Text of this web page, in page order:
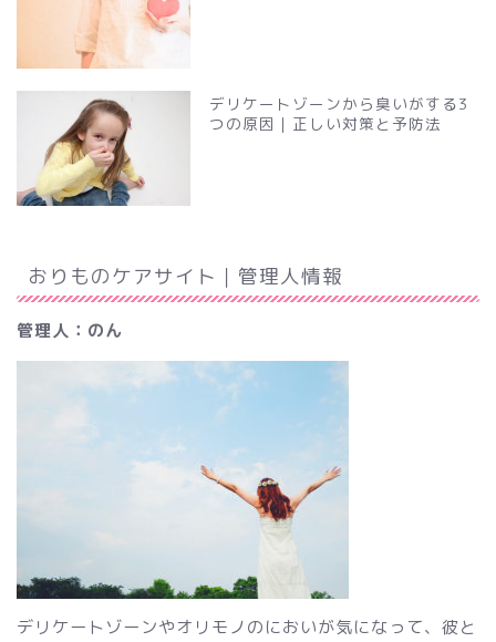
デリケートゾーンから臭いがする3
つの原因｜正しい対策と予防法
おりものケアサイト｜管理人情報
管理人：のん
デリケートゾーンやオリモノのにおいが気になって、彼と